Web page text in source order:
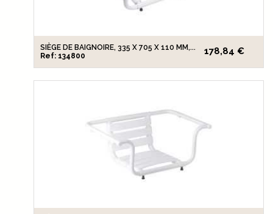
SIÈGE DE BAIGNOIRE, 335 X 705 X 110 MM,...
Ref: 134800
178,84 €